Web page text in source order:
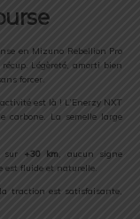
en Mizuno Rebellion Pro
Légèreté, amorti bien
forcer.
est là ! L’Enerzy NXT
carbone. La semelle large
sur +30 km, aucun signe
est fluide et naturelle.
traction est satisfaisante,